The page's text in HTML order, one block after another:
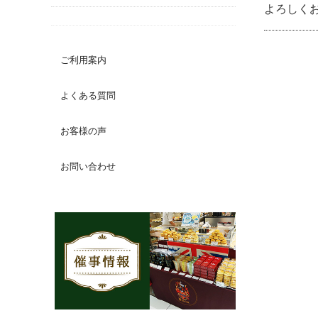
よろしく
ご利用案内
よくある質問
お客様の声
お問い合わせ